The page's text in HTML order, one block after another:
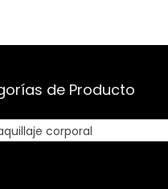
de Producto
corporal